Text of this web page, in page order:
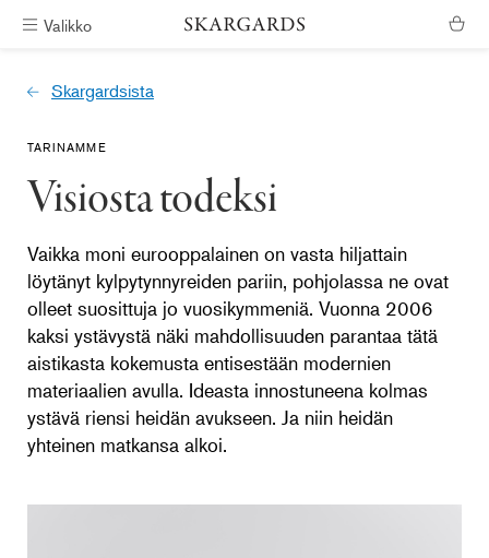
Valikko Ilmainen toimitus
Skargardsista
TARINAMME
Visiosta todeksi
Vaikka moni eurooppalainen on vasta hiljattain
löytänyt kylpytynnyreiden pariin, pohjolassa ne ovat
olleet suosittuja jo vuosikymmeniä. Vuonna 2006
kaksi ystävystä näki mahdollisuuden parantaa tätä
aistikasta kokemusta entisestään modernien
materiaalien avulla. Ideasta innostuneena kolmas
ystävä riensi heidän avukseen. Ja niin heidän
yhteinen matkansa alkoi.